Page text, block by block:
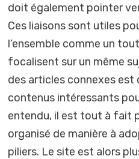
doit également pointer
Ces liaisons sont utiles
l’ensemble comme un
focalisent sur un même
des articles connexes est
contenus intéressants
entendu, il est tout à fait
organisé de manière à
piliers. Le site est alors